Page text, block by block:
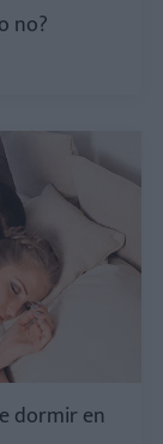
no?
dormir en